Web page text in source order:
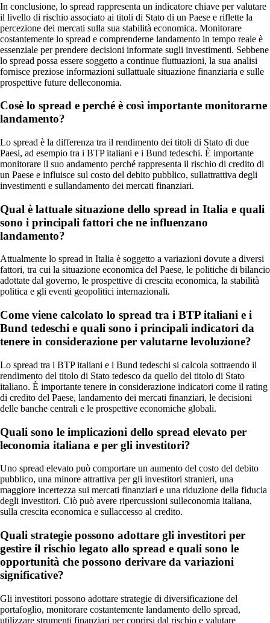
In conclusione, lo spread rappresenta un indicatore chiave per valutare
il livello di rischio associato ai titoli di Stato di un Paese e riflette la
percezione dei mercati sulla sua stabilità economica. Monitorare
costantemente lo spread e comprenderne landamento in tempo reale è
essenziale per prendere decisioni informate sugli investimenti. Sebbene
lo spread possa essere soggetto a continue fluttuazioni, la sua analisi
fornisce preziose informazioni sullattuale situazione finanziaria e sulle
prospettive future delleconomia.
Cosè lo spread e perché è così importante monitorarne
landamento?
Lo spread è la differenza tra il rendimento dei titoli di Stato di due
Paesi, ad esempio tra i BTP italiani e i Bund tedeschi. È importante
monitorare il suo andamento perché rappresenta il rischio di credito di
un Paese e influisce sul costo del debito pubblico, sullattrattiva degli
investimenti e sullandamento dei mercati finanziari.
Qual è lattuale situazione dello spread in Italia e quali
sono i principali fattori che ne influenzano
landamento?
Attualmente lo spread in Italia è soggetto a variazioni dovute a diversi
fattori, tra cui la situazione economica del Paese, le politiche di bilancio
adottate dal governo, le prospettive di crescita economica, la stabilità
politica e gli eventi geopolitici internazionali.
Come viene calcolato lo spread tra i BTP italiani e i
Bund tedeschi e quali sono i principali indicatori da
tenere in considerazione per valutarne levoluzione?
Lo spread tra i BTP italiani e i Bund tedeschi si calcola sottraendo il
rendimento del titolo di Stato tedesco da quello del titolo di Stato
italiano. È importante tenere in considerazione indicatori come il rating
di credito del Paese, landamento dei mercati finanziari, le decisioni
delle banche centrali e le prospettive economiche globali.
Quali sono le implicazioni dello spread elevato per
leconomia italiana e per gli investitori?
Uno spread elevato può comportare un aumento del costo del debito
pubblico, una minore attrattiva per gli investitori stranieri, una
maggiore incertezza sui mercati finanziari e una riduzione della fiducia
degli investitori. Ciò può avere ripercussioni sulleconomia italiana,
sulla crescita economica e sullaccesso al credito.
Quali strategie possono adottare gli investitori per
gestire il rischio legato allo spread e quali sono le
opportunità che possono derivare da variazioni
significative?
Gli investitori possono adottare strategie di diversificazione del
portafoglio, monitorare costantemente landamento dello spread,
utilizzare strumenti finanziari per coprirsi dal rischio e valutare